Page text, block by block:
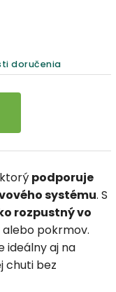
doručenia
podporuje
systému. S
rozpustný vo
pokrmov.
ideálny aj na
chuti bez